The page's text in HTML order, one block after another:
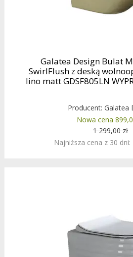
Galatea Design Bulat
SwirlFlush z deską
lino matt GDSF805LN
Producent:Galatea
Nowa cena
1 299,00 zł
Najniższa cena z 30 dni: